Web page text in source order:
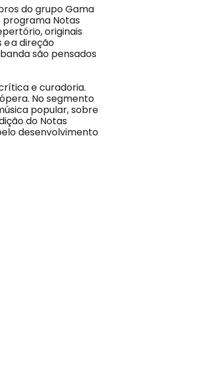
do grupo Gama
programa Notas
originais
e a direção
são pensados
e curadoria.
No segmento
popular, sobre
do Notas
desenvolvimento